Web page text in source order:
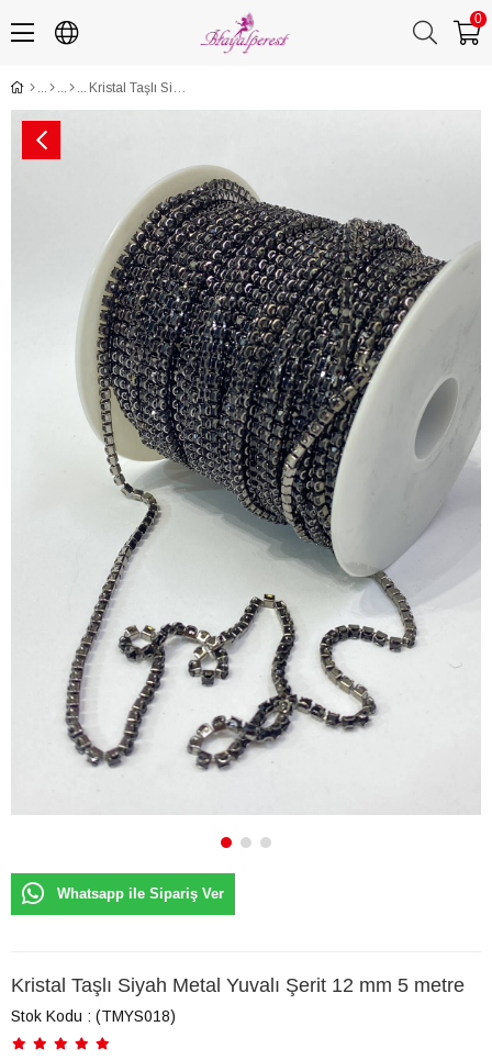
0
Kristal Taşlı Siyah Metal Yuvalı Şerit 12 mm 5 metre
Whatsapp ile Sipariş Ver
Kristal Taşlı Siyah Metal Yuvalı Şerit 12 mm 5 metre
Stok Kodu (TMYS018)